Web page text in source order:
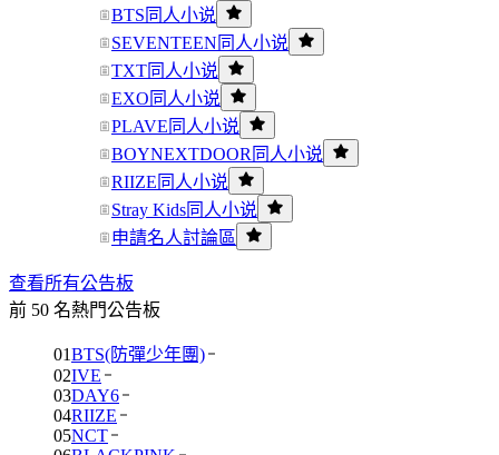
BTS同人小说
SEVENTEEN同人小说
TXT同人小说
EXO同人小说
PLAVE同人小说
BOYNEXTDOOR同人小说
RIIZE同人小说
Stray Kids同人小说
申請名人討論區
查看所有公告板
前 50 名熱門公告板
01BTS(防彈少年團)
02IVE
03DAY6
04RIIZE
05NCT